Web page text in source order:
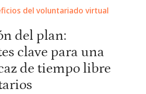
del voluntariado virtual
del plan:
clave para una
de tiempo libre